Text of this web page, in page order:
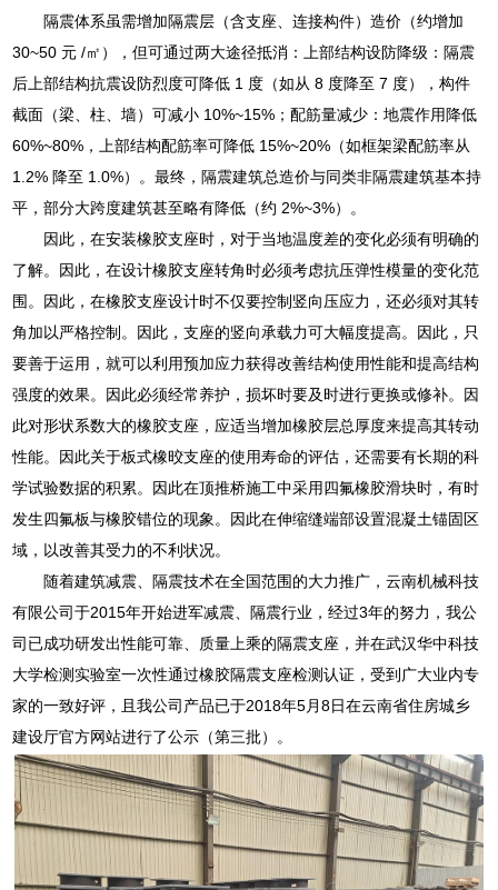
隔震体系虽需增加隔震层（含支座、连接构件）造价（约增加
30~50 元 /㎡），但可通过两大途径抵消：上部结构设防降级：隔震
后上部结构抗震设防烈度可降低 1 度（如从 8 度降至 7 度），构件
截面（梁、柱、墙）可减小 10%~15%；配筋量减少：地震作用降低
60%~80%，上部结构配筋率可降低 15%~20%（如框架梁配筋率从
1.2% 降至 1.0%）。最终，隔震建筑总造价与同类非隔震建筑基本持
平，部分大跨度建筑甚至略有降低（约 2%~3%）。
因此，在安装橡胶支座时，对于当地温度差的变化必须有明确的
了解。因此，在设计橡胶支座转角时必须考虑抗压弹性模量的变化范
围。因此，在橡胶支座设计时不仅要控制竖向压应力，还必须对其转
角加以严格控制。因此，支座的竖向承载力可大幅度提高。因此，只
要善于运用，就可以利用预加应力获得改善结构使用性能和提高结构
强度的效果。因此必须经常养护，损坏时要及时进行更换或修补。因
此对形状系数大的橡胶支座，应适当增加橡胶层总厚度来提高其转动
性能。因此关于板式橡晈支座的使用寿命的评估，还需要有长期的科
学试验数据的积累。因此在顶推桥施工中采用四氟橡胶滑块时，有时
发生四氟板与橡胶错位的现象。因此在伸缩缝端部设置混凝土锚固区
域，以改善其受力的不利状况。
随着建筑减震、隔震技术在全国范围的大力推广，云南机械科技
有限公司于2015年开始进军减震、隔震行业，经过3年的努力，我公
司已成功研发出性能可靠、质量上乘的隔震支座，并在武汉华中科技
大学检测实验室一次性通过橡胶隔震支座检测认证，受到广大业内专
家的一致好评，且我公司产品已于2018年5月8日在云南省住房城乡
建设厅官方网站进行了公示（第三批）。